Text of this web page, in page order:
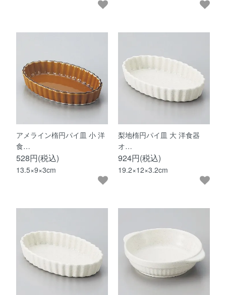
アメライン楕円パイ皿 小 洋
食…
528円(税込)
13.5×9×3cm
梨地楕円パイ皿 大 洋食器
オ…
924円(税込)
19.2×12×3.2cm